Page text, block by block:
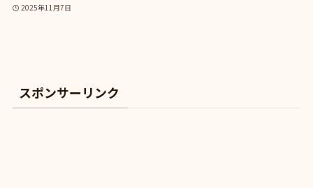
2025年11月7日
スポンサーリンク